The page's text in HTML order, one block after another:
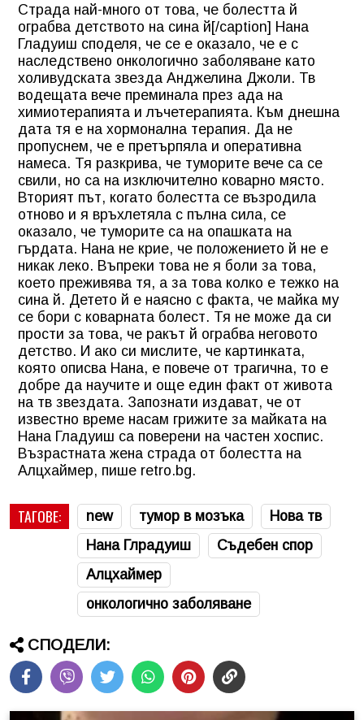
Страда най-много от това, че болестта й
ограбва детството на сина й[/caption] Нана
Гладуиш споделя, че се е оказало, че е с
наследствено онкологично заболяване като
холивудската звезда Анджелина Джоли. Тв
водещата вече преминала през ада на
химиотерапията и лъчетерапията. Към днешна
дата тя е на хормонална терапия. Да не
пропуснем, че е претърпяла и оперативна
намеса. Тя разкрива, че туморите вече са се
свили, но са на изключително коварно място.
Вторият път, когато болестта се възродила
отново и я връхлетяла с пълна сила, се
оказало, че туморите са на опашката на
гърдата. Нана не крие, че положението й не е
никак леко. Въпреки това не я боли за това,
което преживява тя, а за това колко е тежко на
сина й. Детето й е наясно с факта, че майка му
се бори с коварната болест. Тя не може да си
прости за това, че ракът й ограбва неговото
детство. И ако си мислите, че картинката,
която описва Нана, е повече от трагична, то е
добре да научите и още един факт от живота
на тв звездата. Запознати издават, че от
известно време насам грижите за майката на
Нана Гладуиш са поверени на частен хоспис.
Възрастната жена страда от болестта на
Алцхаймер, пише retro.bg.
ТАГОВЕ: new тумор в мозъка
Нова тв
Нана Глрадуиш
Съдебен спор
Алцхаймер
онкологично заболяване
СПОДЕЛИ: